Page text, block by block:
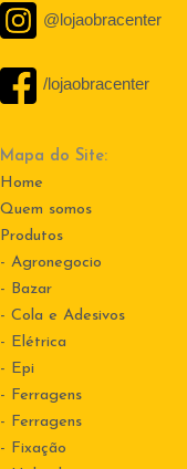
@lojaobracenter
/lojaobracenter
Mapa do Site:
Home
Quem somos
Produtos
- Agronegocio
- Bazar
- Cola e Adesivos
- Elétrica
- Epi
- Ferragens
- Ferragens
- Fixação